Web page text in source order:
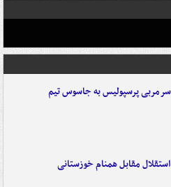
پرسپولیس به جاسوس تیم
مقابل همنام خوزستانی